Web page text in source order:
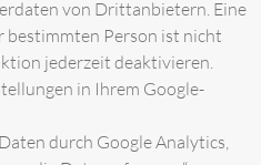
von Drittanbietern. Eine
bestimmten Person ist nicht
jederzeit deaktivieren.
in Ihrem Google-
durch Google Analytics,